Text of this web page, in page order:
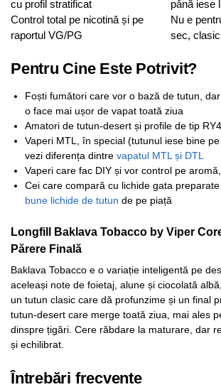
cu profil stratificat
până iese
Control total pe nicotină și pe
raportul VG/PG
Nu e
sec,
Pentru Cine Este Potrivit?
Foști fumători care vor o bază de tutun,
o face mai ușor de vapat toată ziua
Amatori de tutun-desert și profile de tip
Vaperi MTL, în special (tutunul iese bine
vezi diferența dintre vapatul MTL și DTL
Vaperi care fac DIY și vor control pe
Cei care compară cu lichide gata
bune lichide de tutun de pe piață
Longfill Baklava Tobacco by Viper
Părere Finală
Baklava Tobacco e o variație inteligentă pe
aceleași note de foietaj, alune și ciocolată
un tutun clasic care dă profunzime și un final
tutun-desert care merge toată ziua, mai ales
dinspre țigări. Cere răbdare la maturare, dar
și echilibrat.
Întrebări frecvente